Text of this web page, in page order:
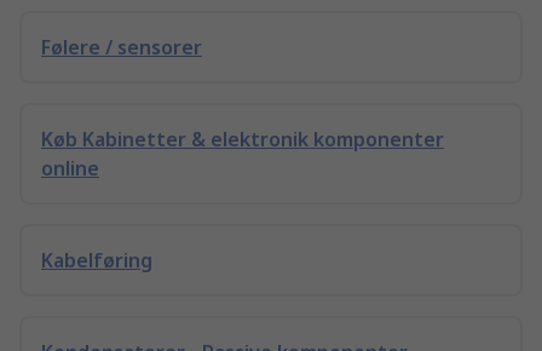
Følere / sensorer
Køb Kabinetter & elektronik komponenter
online
Kabelføring